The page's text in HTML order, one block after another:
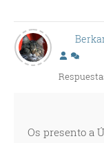
Os presento a